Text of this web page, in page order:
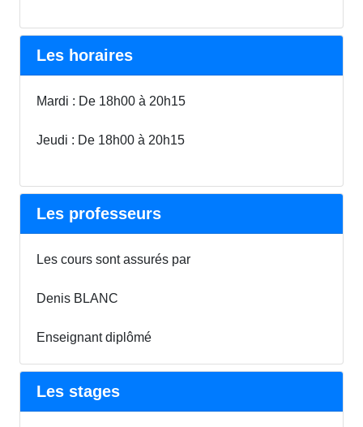
Les horaires
Mardi : De 18h00 à 20h15
Jeudi : De 18h00 à 20h15
Les professeurs
Les cours sont assurés par
Denis BLANC
Enseignant diplômé
Les stages